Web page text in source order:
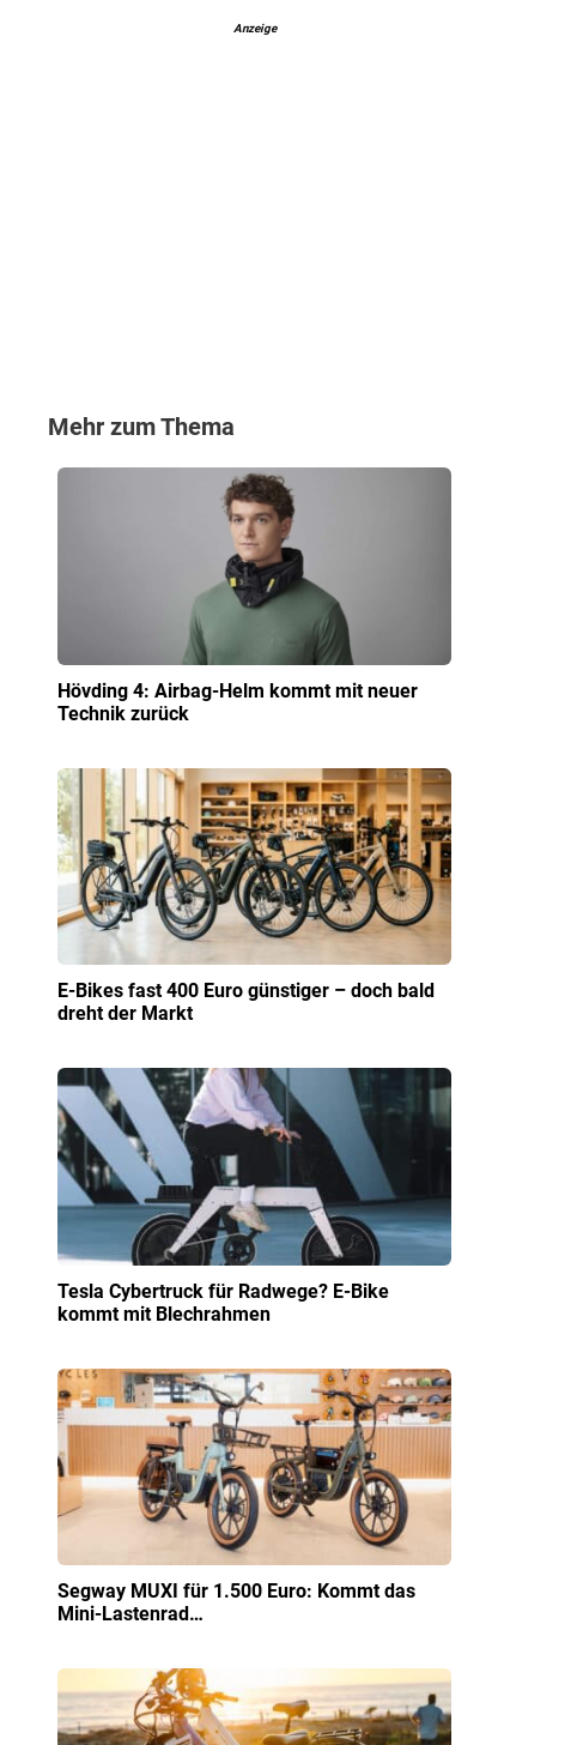
Anzeige
Mehr zum Thema
Hövding 4: Airbag-Helm kommt mit neuer
Technik zurück
E-Bikes fast 400 Euro günstiger – doch bald
dreht der Markt
Tesla Cybertruck für Radwege? E-Bike
kommt mit Blechrahmen
Segway MUXI für 1.500 Euro: Kommt das
Mini-Lastenrad…